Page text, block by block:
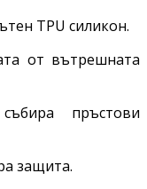
TPU силикон.
от вътрешната
пръстови
защита.